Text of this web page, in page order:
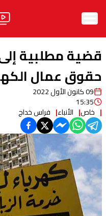
الأخبار
آراء
فيديو
مواقف
وليد جنبلاط
الحزب
ابحث
قضية مطلبية
حقوق عمال
09 كانون الأول 2022
15:35
خاص الأنباء فراس خداج